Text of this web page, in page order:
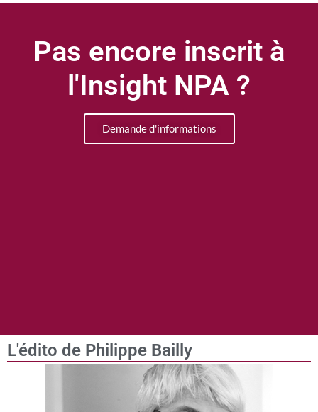
Pas encore inscrit à
l'Insight NPA ?
Demande d'informations
L'édito de Philippe Bailly